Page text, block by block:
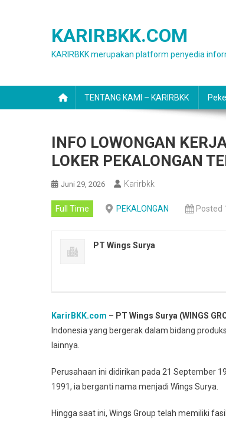
KARIRBKK.COM
KARIRBKK merupakan platform penyedia
TENTANG KAMI – KARIRBKK
INFO LOWONGAN
LOKER PEKALONGAN
Juni 29, 2026 Karirbkk
Full Time PEKALONGAN Posted
PT Wings Surya
KarirBKK.com – PT Wings Surya (WINGS
Indonesia yang bergerak dalam bidang
lainnya.
Perusahaan ini didirikan pada 21 September
1991, ia berganti nama menjadi Wings Surya.
Hingga saat ini, Wings Group telah memiliki